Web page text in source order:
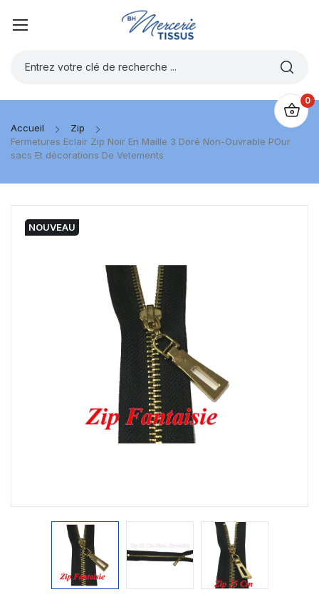
0
Accueil
Zip
Fermetures Eclair Zip Noir En Maille 3 Doré Non-Ouvrable POur
sacs Et décorations De Vetements
NOUVEAU